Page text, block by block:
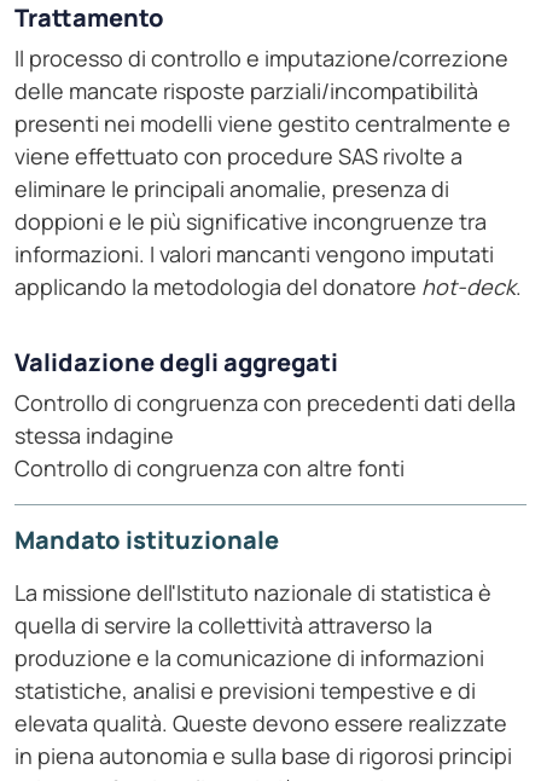
Trattamento
Il processo di controllo e imputazione/correzione
delle mancate risposte parziali/incompatibilità
presenti nei modelli viene gestito centralmente e
viene effettuato con procedure SAS rivolte a
eliminare le principali anomalie, presenza di
doppioni e le più significative incongruenze tra
informazioni. I valori mancanti vengono imputati
applicando la metodologia del donatore hot-deck.
Validazione degli aggregati
Controllo di congruenza con precedenti dati della
stessa indagine
Controllo di congruenza con altre fonti
Mandato istituzionale
La missione dell'Istituto nazionale di statistica è
quella di servire la collettività attraverso la
produzione e la comunicazione di informazioni
statistiche, analisi e previsioni tempestive e di
elevata qualità. Queste devono essere realizzate
in piena autonomia e sulla base di rigorosi principi